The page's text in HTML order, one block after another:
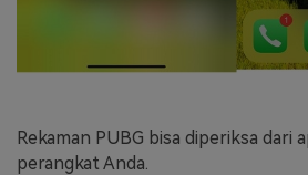
Rekaman PUBG bisa diperiksa dari
perangkat Anda.